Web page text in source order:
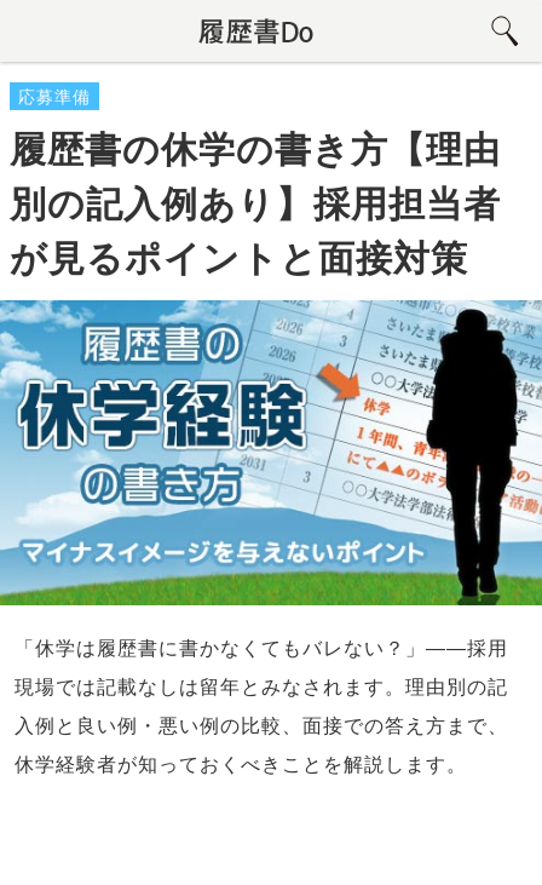
応募準備
履歴書の休学の書き方【理由
別の記入例あり】採用担当者
が見るポイントと面接対策
「休学は履歴書に書かなくてもバレない？」——採用
現場では記載なしは留年とみなされます。理由別の記
入例と良い例・悪い例の比較、面接での答え方まで、
休学経験者が知っておくべきことを解説します。